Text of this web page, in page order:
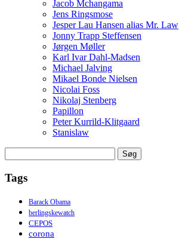
Jacob Mchangama
Jens Ringsmose
Jesper Lau Hansen alias Mr. Law
Jonny Trapp Steffensen
Jørgen Møller
Karl Ivar Dahl-Madsen
Michael Jalving
Mikael Bonde Nielsen
Nicolai Foss
Nikolaj Stenberg
Papillon
Peter Kurrild-Klitgaard
Stanislaw
efter:
Tags
Barack Obama
berlingskewatch
CEPOS
corona